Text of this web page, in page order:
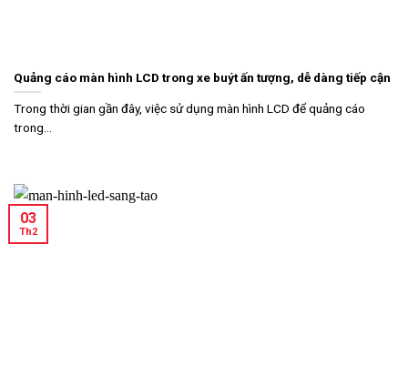
Quảng cáo màn hình LCD trong xe buýt ấn tượng, dễ dàng tiếp cận
Trong thời gian gần đây, việc sử dụng màn hình LCD để quảng cáo
trong...
03
Th2